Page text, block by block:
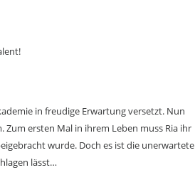
in freudige Erwartung versetzt. Nun
Zum ersten Mal in ihrem Leben muss Ria ihr
wurde. Doch es ist die unerwartete
lässt…